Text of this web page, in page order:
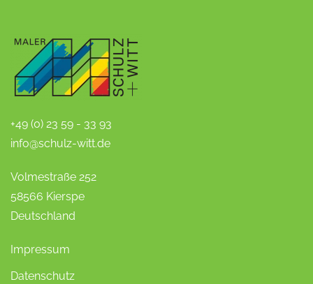
+49 (0) 23 59 - 33 93
info@schulz-witt.de
Volmestraße 252
58566 Kierspe
Deutschland
Impressum
Datenschutz